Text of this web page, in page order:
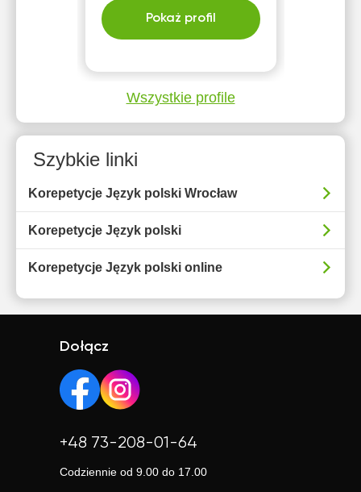
Pokaż profil
Wszystkie profile
Szybkie linki
Korepetycje Język polski Wrocław
Korepetycje Język polski
Korepetycje Język polski online
Dołącz
+48 73-208-01-64
Codziennie od 9.00 do 17.00